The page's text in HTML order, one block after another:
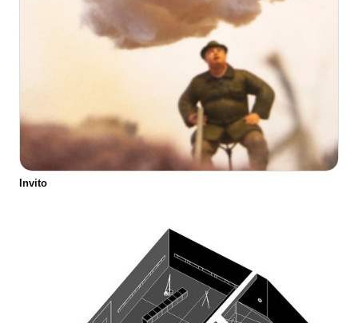
Invito